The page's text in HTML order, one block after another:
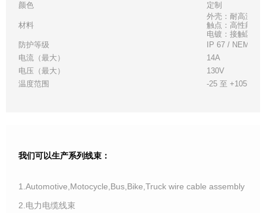
颜色
定制
材料
外壳：耐高温白
触点：高性能铜
电镀：接触区 -
防护等级
IP 67 / NEMA 6P
电流（最大）
14A
电压（最大）
130V
温度范围
-25 至 +105°C
我们可以生产系列线束：
1.Automotive,Motocycle,Bus,Bike,Truck wire cable assembly
2.电力电缆线束